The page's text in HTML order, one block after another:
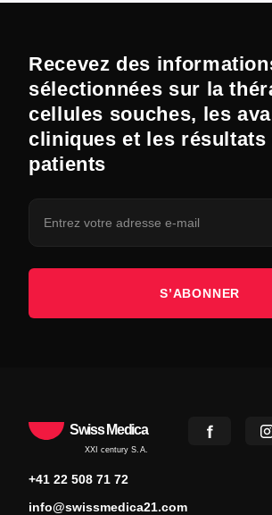
Recevez des
sélectionnées sur la
cellules souches, les
cliniques et les résultats
patients
S’ABONNER
Swiss Medica
XXI century S.A.
+41 22 508 71 72
info@swissmedica21.com